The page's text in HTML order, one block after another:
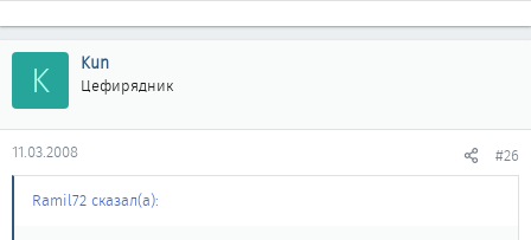
K Kun
Цефирядник
11.03.2008 #26
Ramil72 сказал(а):